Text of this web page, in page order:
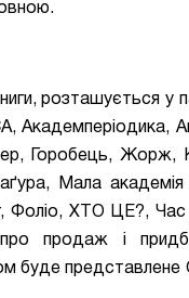
розташується у
Академперіодика,
Горобець, Жорж,
Мала
Фоліо, ХТО ЦЕ?,
продаж і
буде представлене